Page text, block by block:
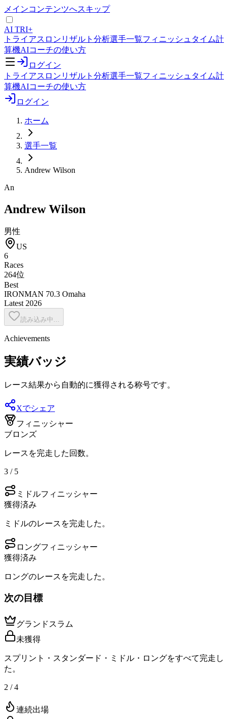
メインコンテンツへスキップ
AI TRI+
トライアスロンリザルト分析選手一覧フィニッシュタイム計
算機AIコーチの使い方
ログイン
トライアスロンリザルト分析選手一覧フィニッシュタイム計
算機AIコーチの使い方
ログイン
ホーム
選手一覧
Andrew Wilson
An
Andrew Wilson
男性
US
6
Races
264位
Best
IRONMAN 70.3 Omaha
Latest 2026
読み込み中...
Achievements
実績バッジ
レース結果から自動的に獲得される称号です。
Xでシェア
フィニッシャー
ブロンズ
レースを完走した回数。
3 / 5
ミドルフィニッシャー
獲得済み
ミドルのレースを完走した。
ロングフィニッシャー
獲得済み
ロングのレースを完走した。
次の目標
グランドスラム
未獲得
スプリント・スタンダード・ミドル・ロングをすべて完走し
た。
2 / 4
連続出場